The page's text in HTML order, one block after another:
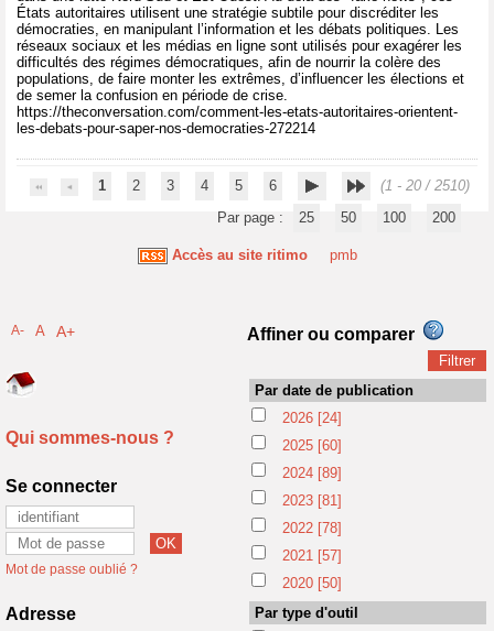
États autoritaires utilisent une stratégie subtile pour discréditer les
démocraties, en manipulant l’information et les débats politiques. Les
réseaux sociaux et les médias en ligne sont utilisés pour exagérer les
difficultés des régimes démocratiques, afin de nourrir la colère des
populations, de faire monter les extrêmes, d’influencer les élections et
de semer la confusion en période de crise.
https://theconversation.com/comment-les-etats-autoritaires-orientent-
les-debats-pour-saper-nos-democraties-272214
1 2 3 4 5 6
(1 - 20 / 2510)
Par page :
25 50 100 200
Accès au site ritimo pmb
A- A A+
Qui sommes-nous ?
Se connecter
Mot de passe oublié ?
Adresse
Affiner ou comparer
Par date de publication
2026 [24]
2025 [60]
2024 [89]
2023 [81]
2022 [78]
2021 [57]
2020 [50]
Par type d'outil